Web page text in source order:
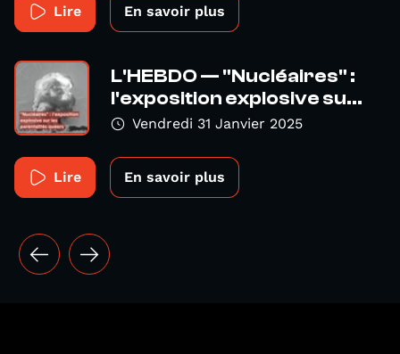
Lire En savoir plus
L'HEBDO — "Nucléaires" :
l'exposition explosive su...
Vendredi 31 Janvier 2025
Lire En savoir plus